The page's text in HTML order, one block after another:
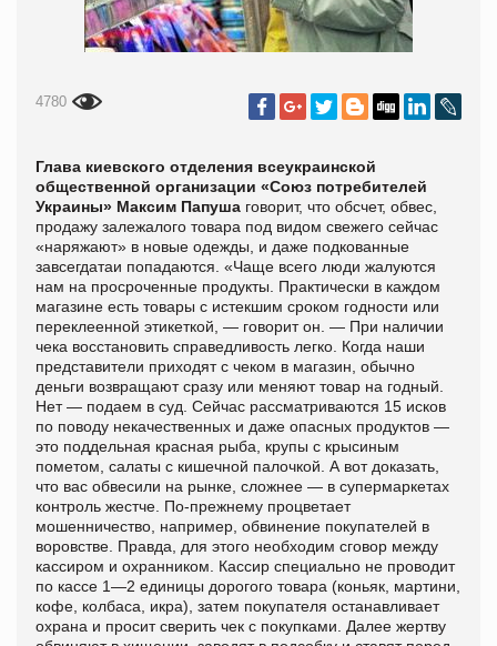
4780
Глава киевского отделения всеукраинской
общественной организации «Союз потребителей
Украины» Максим Папуша говорит, что обсчет, обвес,
продажу залежалого товара под видом свежего сейчас
«наряжают» в новые одежды, и даже подкованные
завсегдатаи попадаются. «Чаще всего люди жалуются
нам на просроченные продукты. Практически в каждом
магазине есть товары с истекшим сроком годности или
переклеенной этикеткой, — говорит он. — При наличии
чека восстановить справедливость легко. Когда наши
представители приходят с чеком в магазин, обычно
деньги возвращают сразу или меняют товар на годный.
Нет — подаем в суд. Сейчас рассматриваются 15 исков
по поводу некачественных и даже опасных продуктов —
это поддельная красная рыба, крупы с крысиным
пометом, салаты с кишечной палочкой. А вот доказать,
что вас обвесили на рынке, сложнее — в супермаркетах
контроль жестче. По-прежнему процветает
мошенничество, например, обвинение покупателей в
воровстве. Правда, для этого необходим сговор между
кассиром и охранником. Кассир специально не проводит
по кассе 1—2 единицы дорогого товара (коньяк, мартини,
кофе, колбаса, икра), затем покупателя останавливает
охрана и просит сверить чек с покупками. Далее жертву